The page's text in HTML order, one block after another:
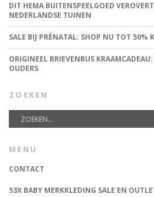
DIT HEMA BUITENSPEELGOED
NEDERLANDSE TUINEN
SALE BIJ PRÉNATAL: SHOP NU TOT 50%
ORIGINEEL BRIEVENBUS KRAAMCADEAU:
OUDERS
ZOEKEN
MENU
CONTACT
53X BABY MERKKLEDING SALE EN